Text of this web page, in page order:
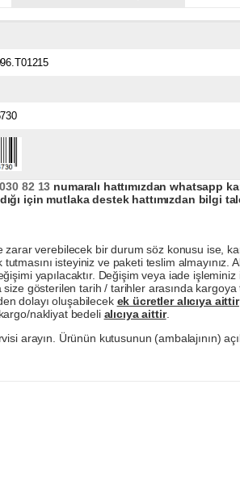
82 13 numaralı hattımızdan whatsapp
için mutlaka destek hattımızdan bilgi
verebilecek bir durum söz konusu ise,
isteyiniz ve paketi teslim almayınız.
yapılacaktır. Değişim veya iade
gösterilen tarih / tarihler arasında
dolayı oluşabilecek ek ücretler alıcıya aittir
nakliyat bedeli alıcıya aittir.
arayın. Ürünün kutusunun (ambalajının)